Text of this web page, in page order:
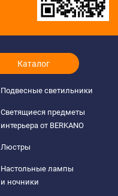
Каталог
Подвесные светильники
Светящиеся предметы
интерьера от BERKANO
Люстры
Настольные лампы
и ночники